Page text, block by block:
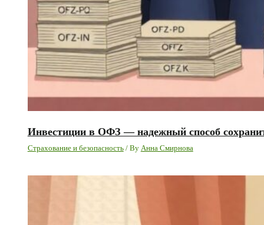
Инвестиции в ОФЗ — надежный способ
Страхование и безопасность/ By Анна Смирнова